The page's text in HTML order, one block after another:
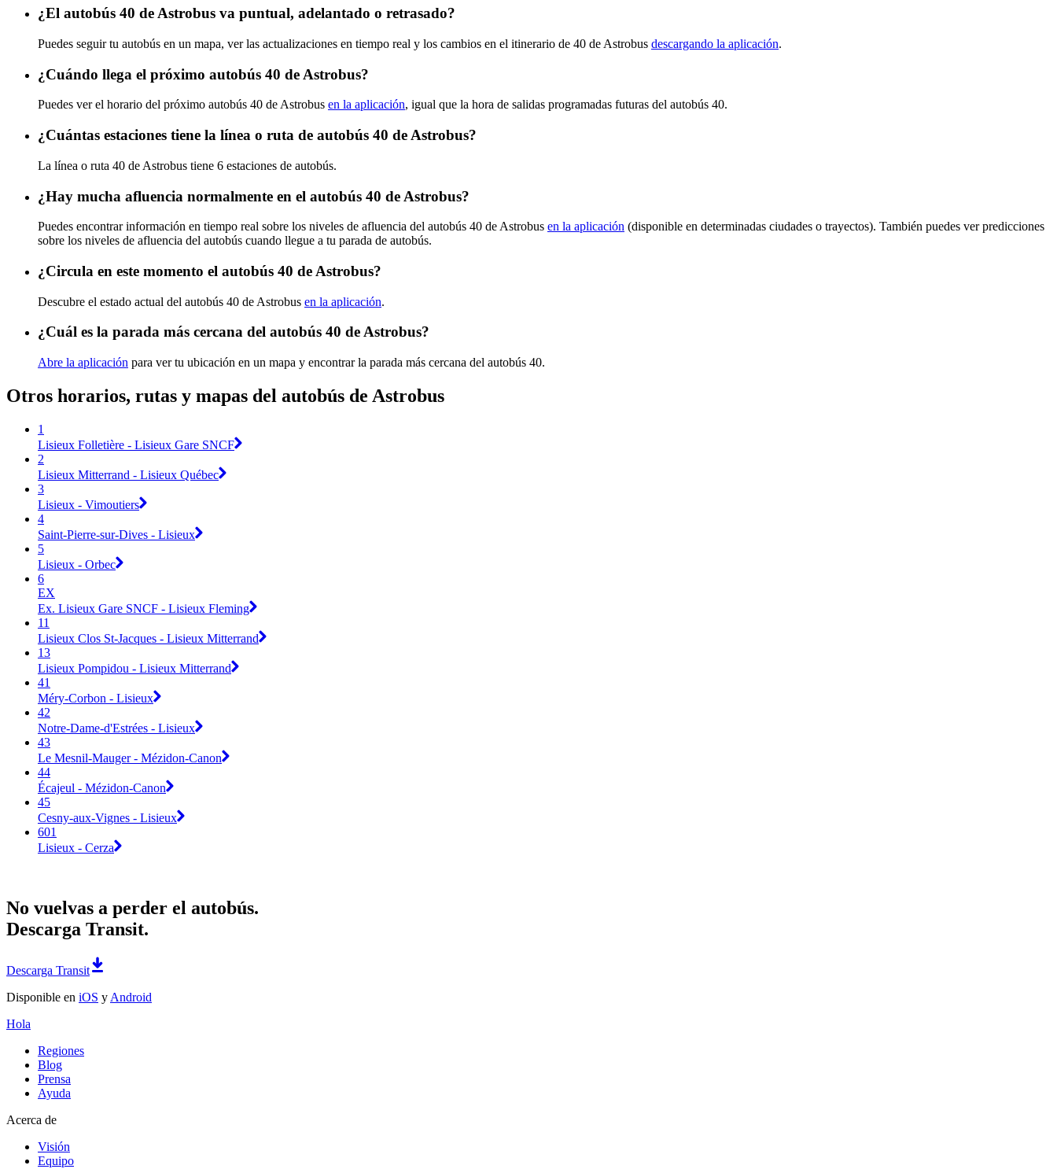
¿El autobús 40 de Astrobus va puntual, adelantado o retrasado?
Puedes seguir tu autobús en un mapa, ver las actualizaciones en tiempo real y los cambios en el itinerario de 40 de Astrobus descargando la aplicación.
¿Cuándo llega el próximo autobús 40 de Astrobus?
Puedes ver el horario del próximo autobús 40 de Astrobus en la aplicación, igual que la hora de salidas programadas futuras del autobús 40.
¿Cuántas estaciones tiene la línea o ruta de autobús 40 de Astrobus?
La línea o ruta 40 de Astrobus tiene 6 estaciones de autobús.
¿Hay mucha afluencia normalmente en el autobús 40 de Astrobus?
Puedes encontrar información en tiempo real sobre los niveles de afluencia del autobús 40 de Astrobus en la aplicación (disponible en determinadas ciudades o trayectos). También puedes ver predicciones
sobre los niveles de afluencia del autobús cuando llegue a tu parada de autobús.
¿Circula en este momento el autobús 40 de Astrobus?
Descubre el estado actual del autobús 40 de Astrobus en la aplicación.
¿Cuál es la parada más cercana del autobús 40 de Astrobus?
Abre la aplicación para ver tu ubicación en un mapa y encontrar la parada más cercana del autobús 40.
Otros horarios, rutas y mapas del autobús de Astrobus
1
Lisieux Folletière - Lisieux Gare SNCF
2
Lisieux Mitterrand - Lisieux Québec
3
Lisieux - Vimoutiers
4
Saint-Pierre-sur-Dives - Lisieux
5
Lisieux - Orbec
6
EX
Ex. Lisieux Gare SNCF - Lisieux Fleming
11
Lisieux Clos St-Jacques - Lisieux Mitterrand
13
Lisieux Pompidou - Lisieux Mitterrand
41
Méry-Corbon - Lisieux
42
Notre-Dame-d'Estrées - Lisieux
43
Le Mesnil-Mauger - Mézidon-Canon
44
Écajeul - Mézidon-Canon
45
Cesny-aux-Vignes - Lisieux
601
Lisieux - Cerza
No vuelvas a perder el autobús.
Descarga Transit.
Descarga Transit
Disponible en iOS y Android
Hola
Regiones
Blog
Prensa
Ayuda
Acerca de
Visión
Equipo